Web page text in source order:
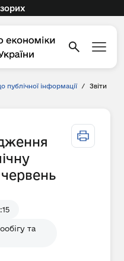
публічної інформації /
Звіти
та